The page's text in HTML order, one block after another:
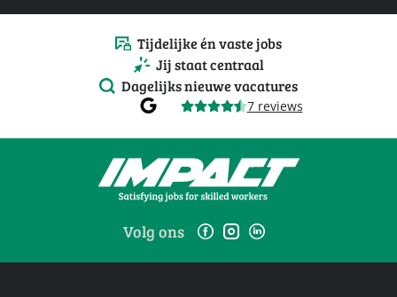
Tijdelijke én vaste jobs
Jij staat centraal
Dagelijks nieuwe vacatures
7 reviews
Volg ons